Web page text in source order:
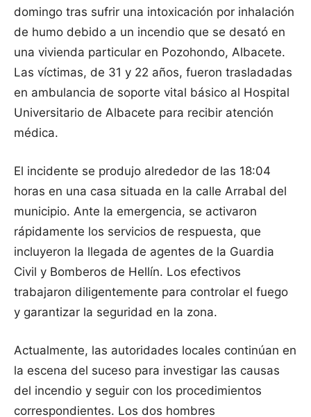
domingo tras sufrir una intoxicación por inhalación
de humo debido a un incendio que se desató en
una vivienda particular en Pozohondo, Albacete.
Las víctimas, de 31 y 22 años, fueron trasladadas
en ambulancia de soporte vital básico al Hospital
Universitario de Albacete para recibir atención
médica.
El incidente se produjo alrededor de las 18:04
horas en una casa situada en la calle Arrabal del
municipio. Ante la emergencia, se activaron
rápidamente los servicios de respuesta, que
incluyeron la llegada de agentes de la Guardia
Civil y Bomberos de Hellín. Los efectivos
trabajaron diligentemente para controlar el fuego
y garantizar la seguridad en la zona.
Actualmente, las autoridades locales continúan en
la escena del suceso para investigar las causas
del incendio y seguir con los procedimientos
correspondientes. Los dos hombres